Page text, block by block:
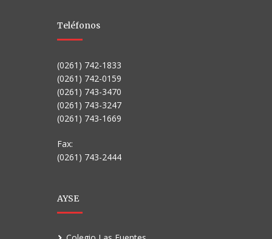
Teléfonos
(0261) 742-1833
(0261) 742-0159
(0261) 743-3470
(0261) 743-3247
(0261) 743-1669
Fax:
(0261) 743-2444
AYSE